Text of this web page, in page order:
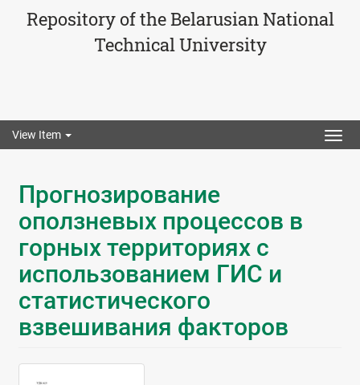
Repository of the Belarusian National
Technical University
View Item
Прогнозирование
оползневых процессов в
горных территориях с
использованием ГИС и
статистического
взвешивания факторов